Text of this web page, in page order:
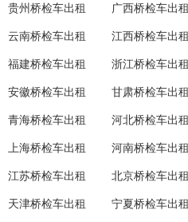
贵州桥检车出租 广西桥检车出租
云南桥检车出租 江西桥检车出租
福建桥检车出租 浙江桥检车出租
安徽桥检车出租 甘肃桥检车出租
青海桥检车出租 河北桥检车出租
上海桥检车出租 河南桥检车出租
江苏桥检车出租 北京桥检车出租
天津桥检车出租 宁夏桥检车出租